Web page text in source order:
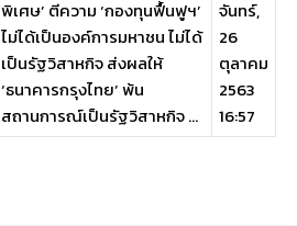
พิเศษ’ ตีความ ‘กองทุนฟื้นฟูฯ’
ไม่ได้เป็นองค์การมหาชน ไม่ได้
เป็นรัฐวิสาหกิจ ส่งผลให้
‘ธนาคารกรุงไทย’ พ้น
สถานการณ์เป็นรัฐวิสาหกิจ ...
จันทร์,
26
ตุลาคม
2563
16:57